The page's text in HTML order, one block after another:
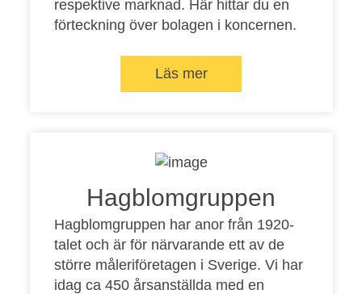
respektive marknad. Här hittar du en
förteckning över bolagen i koncernen.
Läs mer
Hagblomgruppen
Hagblomgruppen har anor från 1920-
talet och är för närvarande ett av de
större måleriföretagen i Sverige. Vi har
idag ca 450 årsanställda med en